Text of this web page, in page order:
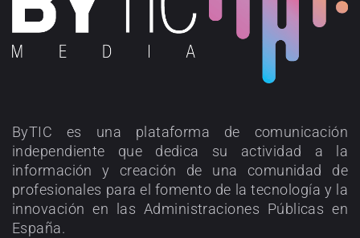
ByTIC es una plataforma de comunicación
independiente que dedica su actividad a la
información y creación de una comunidad de
profesionales para el fomento de la tecnología y la
innovación en las Administraciones Públicas en
España.